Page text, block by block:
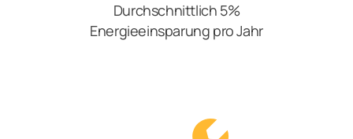
Durchschnittlich 5%
Energieeinsparung pro Jahr